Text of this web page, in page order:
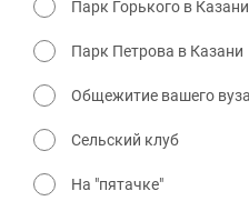
Парк Горького в Казани
Парк Петрова в Казани
Общежитие вашего
Сельский клуб
На "пятачке"